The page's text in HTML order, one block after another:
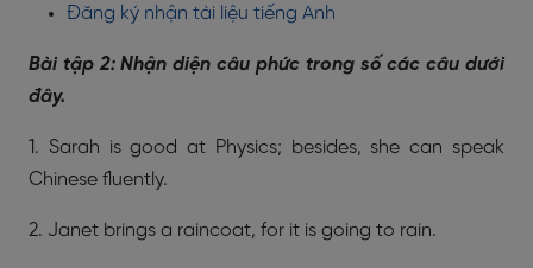
Đăng ký nhận tài liệu tiếng Anh
Bài tập 2: Nhận diện câu phức trong số các câu dưới
đây.
1. Sarah is good at Physics; besides, she can speak
Chinese fluently.
2. Janet brings a raincoat, for it is going to rain.